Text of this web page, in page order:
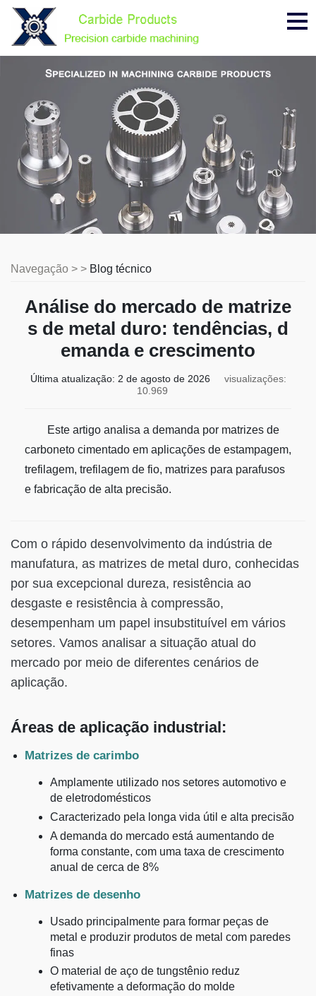
Navegação > > Blog técnico
Análise do mercado de matrize
s de metal duro: tendências, d
emanda e crescimento
Última atualização: 2 de agosto de 2026
visualizações:
10.969
Este artigo analisa a demanda por matrizes de
carboneto cimentado em aplicações de estampagem,
trefilagem, trefilagem de fio, matrizes para parafusos
e fabricação de alta precisão.
Com o rápido desenvolvimento da indústria de
manufatura, as matrizes de metal duro, conhecidas
por sua excepcional dureza, resistência ao
desgaste e resistência à compressão,
desempenham um papel insubstituível em vários
setores. Vamos analisar a situação atual do
mercado por meio de diferentes cenários de
aplicação.
Áreas de aplicação industrial:
Matrizes de carimbo
Amplamente utilizado nos setores automotivo e
de eletrodomésticos
Caracterizado pela longa vida útil e alta precisão
A demanda do mercado está aumentando de
forma constante, com uma taxa de crescimento
anual de cerca de 8%
Matrizes de desenho
Usado principalmente para formar peças de
metal e produzir produtos de metal com paredes
finas
O material de aço de tungstênio reduz
efetivamente a deformação do molde